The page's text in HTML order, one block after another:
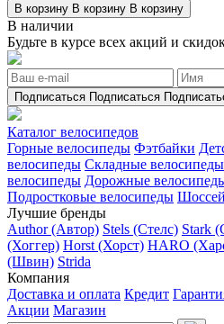
В корзину В корзину В корзину
В наличии
Будьте в курсе всех акций и
Подписаться Подписаться
Каталог велосипедов
Горные велосипеды Фэтбайки
велосипеды Складные велосипеды
велосипеды Дорожные
Подростковые велосипеды
Лучшие бренды
Author (Автор) Stels (Стелс) Stark
(Хоггер) Horst (Хорст) HARO
(Швин) Strida
Компания
Доставка и оплата Кредит
Акции Магазин